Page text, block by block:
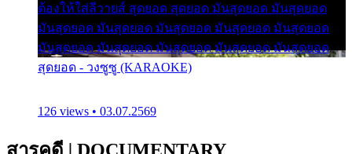
ต้องให้ใส่ลีวายส์ สุดยอด สุดยอด มันสุดยอด มันสุดยอด
มันสุดยอด มันสุดยอด มันสุดยอด มันสุดยอด มันสุดยอด
มันสุดยอด มันสุดยอด มันสุดยอด มันสุดยอด มันสุดยอด
สุดยอด - วงซูซู (KARAOKE)
126 views • 03.07.2569
สารคดี | DOCUMENTARY